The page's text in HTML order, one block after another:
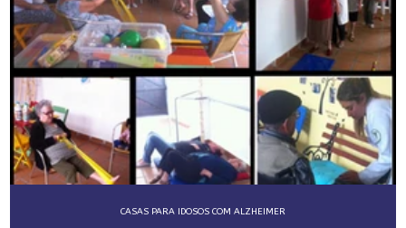
CASAS PARA IDOSOS COM ALZHEIMER